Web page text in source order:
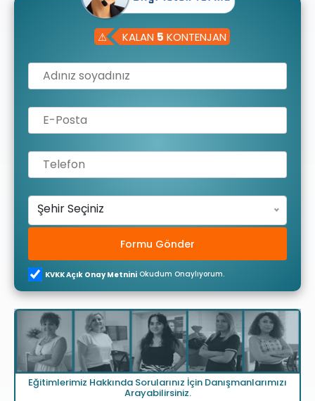
⚠ KALAN 5 KONTENJAN
Şehir Seçiniz
Formu Gönder
KVKK Açık Onay Metnini Okudum Onaylıyorum.
Eğitimlerimiz Hakkında Sorularınız İçin Danışmanlarımızı
Arayabilirsiniz.